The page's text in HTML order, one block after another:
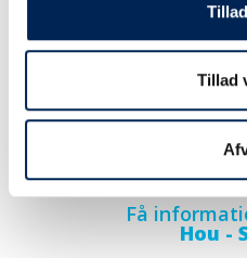
Tillad
Få
Hou -